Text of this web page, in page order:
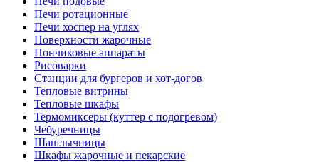
Печи ротационные
Печи хоспер на углях
Поверхности жарочные
Пончиковые аппараты
Рисоварки
Станции для бургеров и хот-догов
Тепловые витрины
Тепловые шкафы
Термомиксеры (куттер с подогревом)
Чебуречницы
Шашлычницы
Шкафы жарочные и пекарские